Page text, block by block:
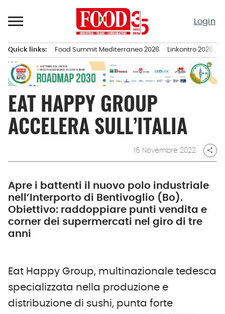
al
Login
principale
Quick links: Food Summit Mediterraneo 2026 Linkontro 2026
EAT HAPPY GROUP
ACCELERA SULL’ITALIA
16 Novembre 2022 share
Apre i battenti il nuovo polo industriale
nell’Interporto di Bentivoglio (Bo).
Obiettivo: raddoppiare punti vendita e
corner dei supermercati nel giro di tre
anni
Eat Happy Group, multinazionale tedesca
specializzata nella produzione e
distribuzione di sushi, punta forte